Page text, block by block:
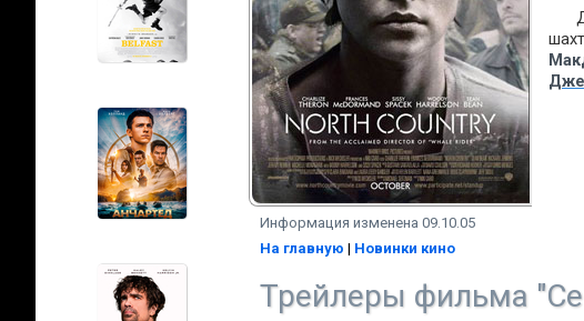
Информация изменена 09.10.05
На главную | Новинки кино
Трейлеры фильма